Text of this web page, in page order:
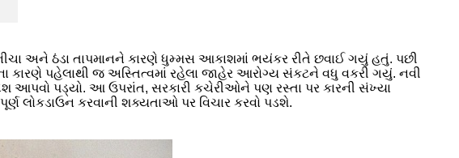
નીચા અને ઠંડા તાપમાનને કારણે ધુમ્મસ આકાશમાં ભયંકર રીતે છવાઈ ગયું હતું. પછી
કારણે પહેલાથી જ અસ્તિત્વમાં રહેલા જાહેર આરોગ્ય સંકટને વધુ વકરી ગયું. નવી
આપવો પડ્યો. આ ઉપરાંત, સરકારી કચેરીઓને પણ રસ્તા પર કારની સંખ્યા
લોકડાઉન કરવાની શક્યતાઓ પર વિચાર કરવો પડશે.